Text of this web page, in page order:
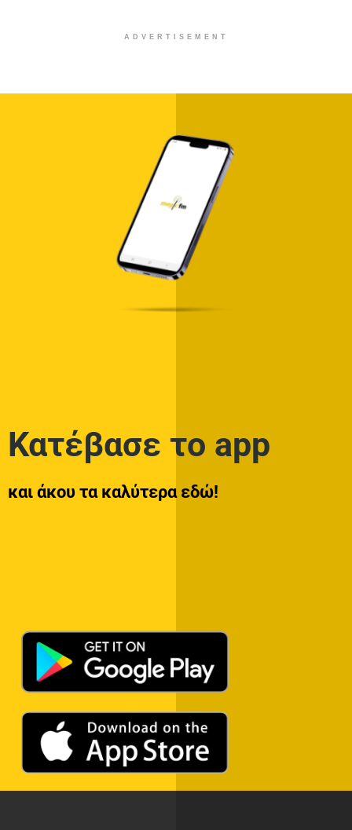
ADVERTISEMENT
Κατέβασε το app
και άκου τα καλύτερα εδώ!